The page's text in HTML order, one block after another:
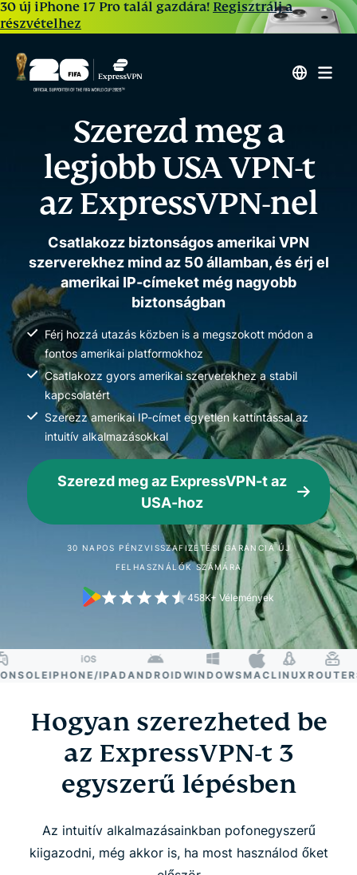
30 új iPhone 17 Pro talál gazdára! Regisztrálj a
részvételhez
Szerezd meg a
legjobb USA VPN-t
az ExpressVPN-nel
Csatlakozz biztonságos amerikai VPN
szerverekhez mind az 50 államban, és érj el
amerikai IP-címeket még nagyobb
biztonságban
Férj hozzá utazás közben is a megszokott módon a
fontos amerikai platformokhoz
Csatlakozz gyors amerikai szerverekhez a stabil
kapcsolatért
Szerezz amerikai IP-címet egyetlen kattintással az
intuitív alkalmazásokkal
Szerezd meg az ExpressVPN-t az
USA-hoz
30 NAPOS PÉNZVISSZAFIZETÉSI GARANCIA ÚJ
FELHASZNÁLÓK SZÁMÁRA
458K+ Vélemények
IPHONE/IPADANDROIDWINDOWSMACLINUXROUTER
Hogyan szerezheted be
az ExpressVPN-t 3
egyszerű lépésben
Az intuitív alkalmazásainkban pofonegyszerű
kiigazodni, még akkor is, ha most használod őket